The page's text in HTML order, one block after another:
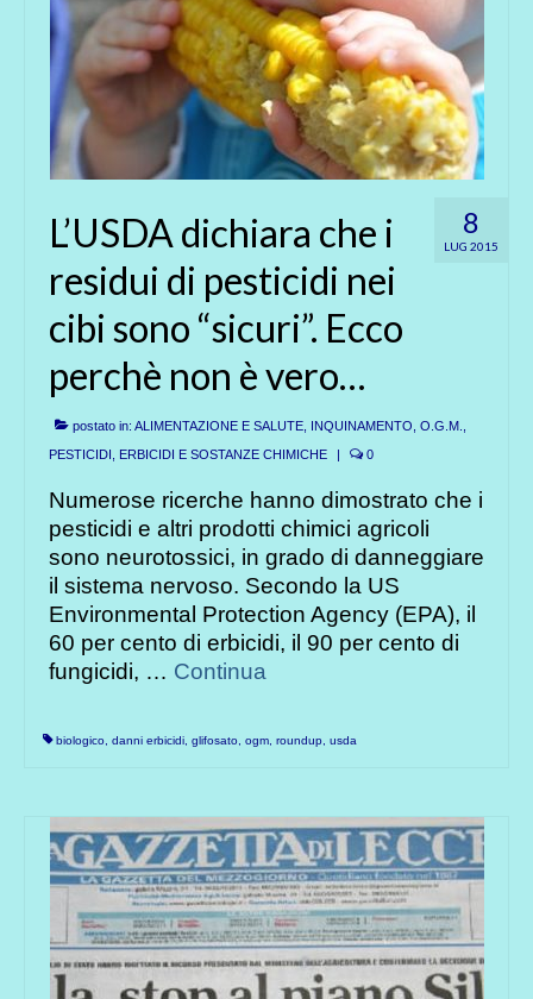
8
LUG 2015
L’USDA dichiara che i
residui di pesticidi nei
cibi sono “sicuri”. Ecco
perchè non è vero…
postato in: ALIMENTAZIONE E SALUTE INQUINAMENTO O.G.M.
PESTICIDI, ERBICIDI E SOSTANZE CHIMICHE
| 0
Numerose ricerche hanno dimostrato che i
pesticidi e altri prodotti chimici agricoli
sono neurotossici, in grado di danneggiare
il sistema nervoso. Secondo la US
Environmental Protection Agency (EPA), il
60 per cento di erbicidi, il 90 per cento di
fungicidi, … Continua
biologico danni erbicidi glifosato ogm roundup usda